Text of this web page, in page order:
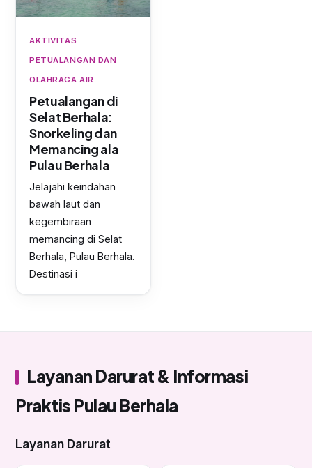
AKTIVITAS
PETUALANGAN DAN
OLAHRAGA AIR
Petualangan di
Selat Berhala:
Snorkeling dan
Memancing ala
Pulau Berhala
Jelajahi keindahan
bawah laut dan
kegembiraan
memancing di Selat
Berhala, Pulau Berhala.
Destinasi i
Layanan Darurat & Informasi
Praktis Pulau Berhala
Layanan Darurat